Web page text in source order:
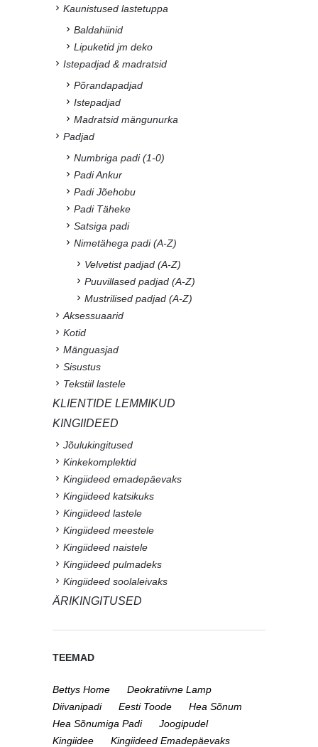
Kaunistused lastetuppa
Baldahiinid
Lipuketid jm deko
Istepadjad & madratsid
Põrandapadjad
Istepadjad
Madratsid mängunurka
Padjad
Numbriga padi (1-0)
Padi Ankur
Padi Jõehobu
Padi Täheke
Satsiga padi
Nimetähega padi (A-Z)
Velvetist padjad (A-Z)
Puuvillased padjad (A-Z)
Mustrilised padjad (A-Z)
Aksessuaarid
Kotid
Mänguasjad
Sisustus
Tekstiil lastele
KLIENTIDE LEMMIKUD
KINGIIDEED
Jõulukingitused
Kinkekomplektid
Kingiideed emadepäevaks
Kingiideed katsikuks
Kingiideed lastele
Kingiideed meestele
Kingiideed naistele
Kingiideed pulmadeks
Kingiideed soolaleivaks
ÄRIKINGITUSED
TEEMAD
Bettys Home
Deokratiivne Lamp
Diivanipadi
Eesti Toode
Hea Sõnum
Hea Sõnumiga Padi
Joogipudel
Kingiidee
Kingiideed Emadepäevaks